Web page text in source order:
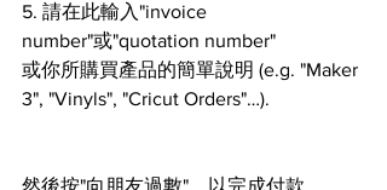
5. 請在此輸入"invoice
number"或"quotation number"
或你所購買產品的簡單說明 (e.g. "Maker
3", "Vinyls", "Cricut Orders"…).